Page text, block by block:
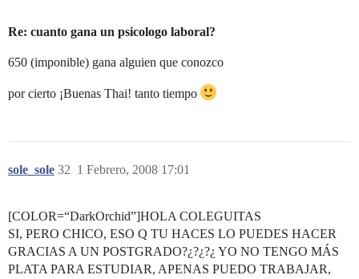
Re: cuanto gana un psicologo laboral?
650 (imponible) gana alguien que conozco
por cierto ¡Buenas Thai! tanto tiempo
sole_sole 1 Febrero, 2008 17:01
32
[COLOR=“DarkOrchid”]HOLA COLEGUITAS
SI, PERO CHICO, ESO Q TU HACES LO PUEDES HACER
GRACIAS A UN POSTGRADO?¿?¿?¿ YO NO TENGO MÁS
PLATA PARA ESTUDIAR, APENAS PUEDO TRABAJAR,